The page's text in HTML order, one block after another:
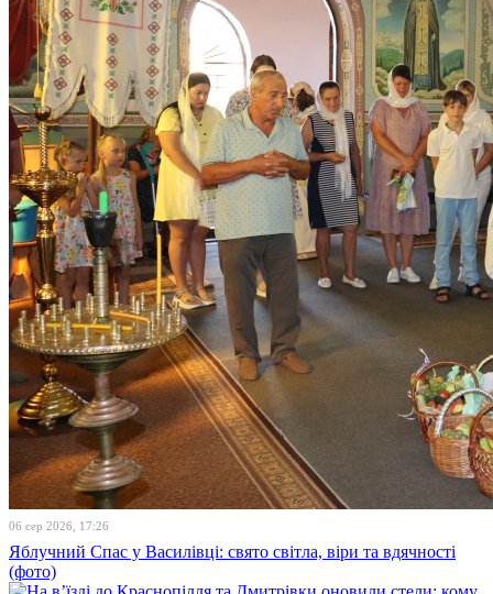
06 сер 2026, 17:26
Яблучний Спас у Василівці: свято світла, віри та вдячності
(фото)